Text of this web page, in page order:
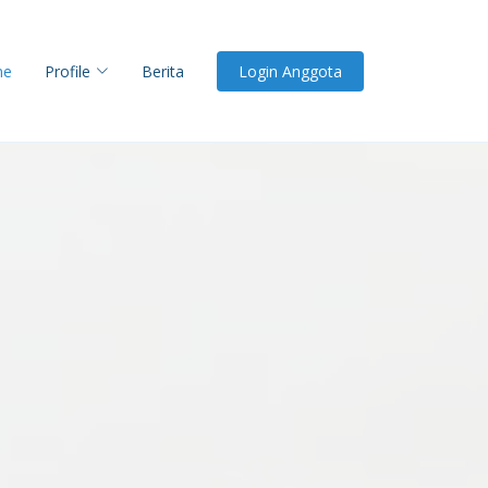
Profile Berita Login Anggota